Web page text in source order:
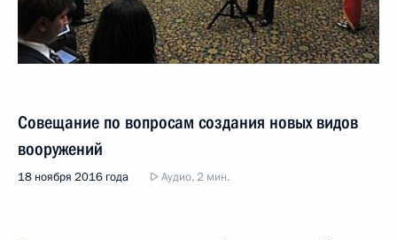
Совещание по вопросам создания новых видов
вооружений
18 ноября 2016 года Аудио, 2 мин.